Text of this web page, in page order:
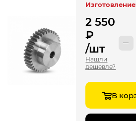
2 550
₽
/шт
Нашли
дешевле?
В